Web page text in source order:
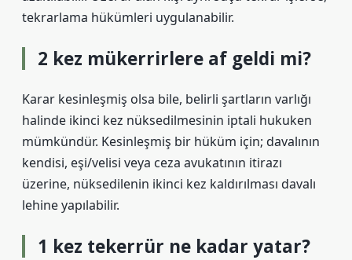
tekrarlama hükümleri uygulanabilir.
2 kez mükerrirlere af geldi mi?
Karar kesinleşmiş olsa bile, belirli şartların varlığı
halinde ikinci kez nüksedilmesinin iptali hukuken
mümkündür. Kesinleşmiş bir hüküm için; davalının
kendisi, eşi/velisi veya ceza avukatının itirazı
üzerine, nüksedilenin ikinci kez kaldırılması davalı
lehine yapılabilir.
1 kez tekerrür ne kadar yatar?